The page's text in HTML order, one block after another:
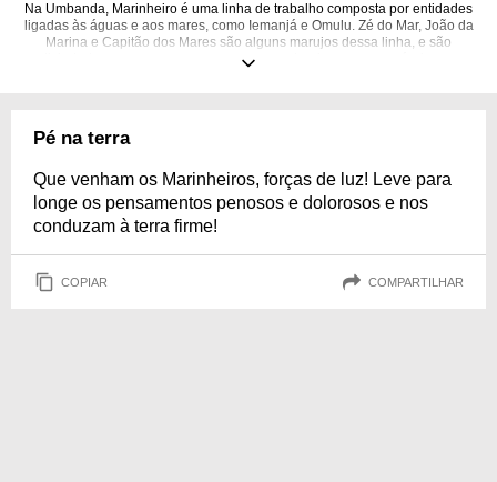
Na Umbanda, Marinheiro é uma linha de trabalho composta por entidades
ligadas às águas e aos mares, como Iemanjá e Omulu. Zé do Mar, João da
Marina e Capitão dos Mares são alguns marujos dessa linha, e são
divindades que renovam a esperança, a alegria e o amor próprio nas
Pé na terra
Que venham os Marinheiros, forças de luz! Leve para
longe os pensamentos penosos e dolorosos e nos
conduzam à terra firme!
COPIAR COMPARTILHAR